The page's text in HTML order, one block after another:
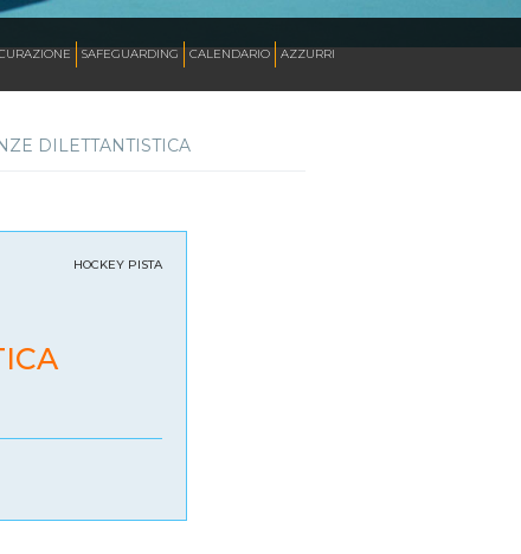
SAFEGUARDING CALENDARIO AZZURRI
DILETTANTISTICA
HOCKEY PISTA